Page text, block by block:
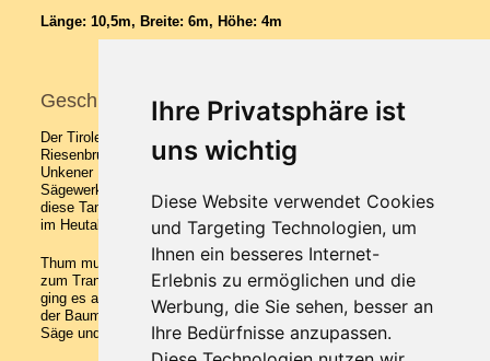
Ihre Privatsphäre ist
uns wichtig
Diese Website verwendet Cookies
und Targeting Technologien, um
Ihnen ein besseres Internet-
Erlebnis zu ermöglichen und die
Werbung, die Sie sehen, besser an
Ihre Bedürfnisse anzupassen.
Länge: 10,5m, Breite: 6m, Höhe: 4m
Geschichte unseres Holzbrunnens
Der Tiroler Werner Thum baute in fast dreijähriger Arbeit einen
Riesenbrunnen aus einer 360 Jahre alten Tanne aus dem
Unkener Heutal. Vor fast drei Jahren durfte der
Sägewerksbesitzer und Holzkünstler Werner Thum aus Waidring
diese Tanne, die im Gebiet der österreichischen Bundesforste
im Heutal in Unken stand, umschneiden.
Thum musste dazu ein 1,50 Meter langes Sägeblatt verwenden,
zum Transport wurde ein 50-Tonnen-Lkw eingesetzt. Danach
ging es an die Arbeit. Gemeinsam mit einem Angestellten wurde
der Baumriese mit einem Durchmesser von fast zwei Metern mit
Säge und Hacke bearbeitet.